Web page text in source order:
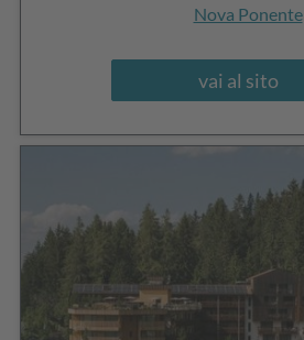
Nova Ponente
vai al sito